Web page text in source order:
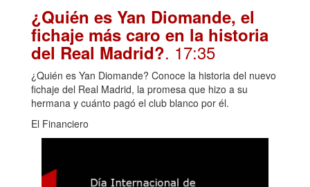
¿Quién es Yan Diomande, el
fichaje más caro en la historia
del Real Madrid?. 17:35
¿Quién es Yan Diomande? Conoce la historia del nuevo
fichaje del Real Madrid, la promesa que hizo a su
hermana y cuánto pagó el club blanco por él.
El Financiero